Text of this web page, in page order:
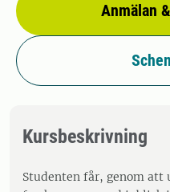
Anmälan
Kursbeskrivning
Studenten får, genom att